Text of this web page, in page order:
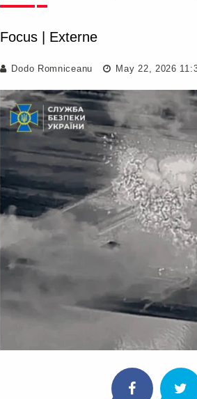
Focus Externe
Dodo Romniceanu May 22, 2026